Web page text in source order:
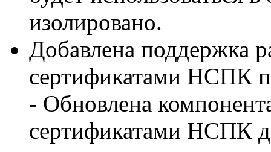
изолировано.
Добавлена поддержка
сертификатами НСПК
- Обновлена
сертификатами НСПК